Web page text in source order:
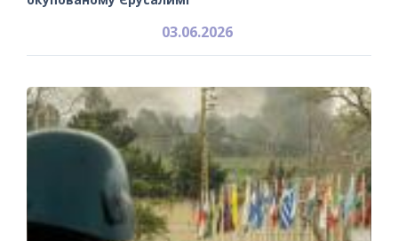
03.06.2026